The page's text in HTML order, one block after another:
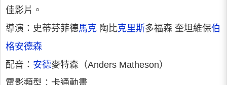
佳影片。
導演：史蒂芬菲德馬克 陶比克里斯多福森 奎坦維保伯
格安德森
配音： 安德麥特森（Anders Matheson）
電影類型：卡通動畫